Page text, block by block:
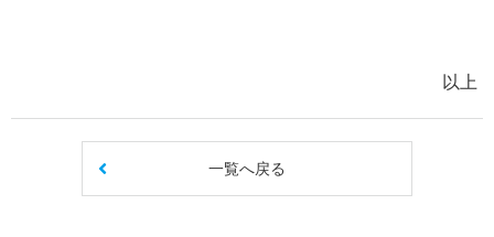
以上
一覧へ戻る